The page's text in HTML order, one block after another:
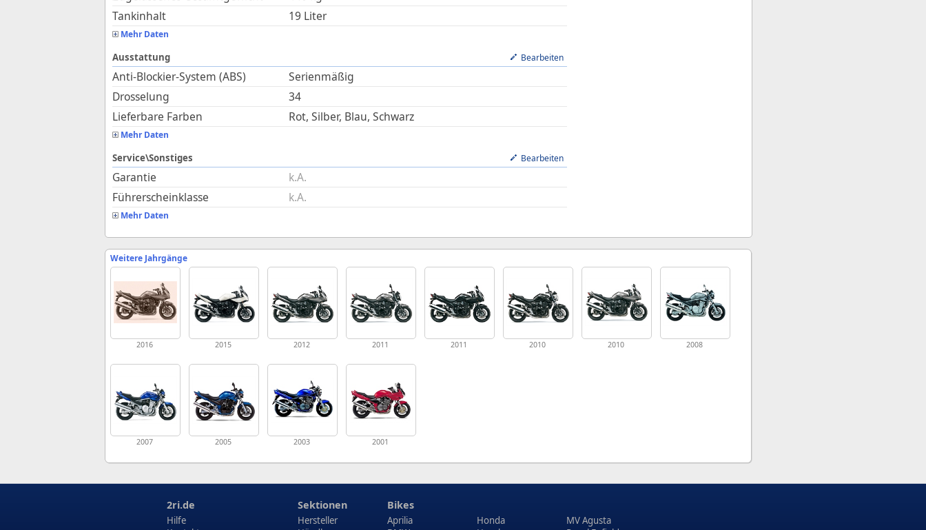
Tankinhalt
19 Liter
Mehr Daten
Ausstattung Bearbeiten
Anti-Blockier-System (ABS)
Serienmäßig
Drosselung
34
Lieferbare Farben
Rot, Silber, Blau, Schwarz
Mehr Daten
Service\Sonstiges Bearbeiten
Garantie
k.A.
Führerscheinklasse
k.A.
Mehr Daten
Weitere Jahrgänge
2016 2015 2012 2011 2011 2010 2010 2008
2007 2005 2003 2001
2ri.de
Hilfe
Sektionen
Hersteller
Bikes
Aprilia
Honda
MV Agusta